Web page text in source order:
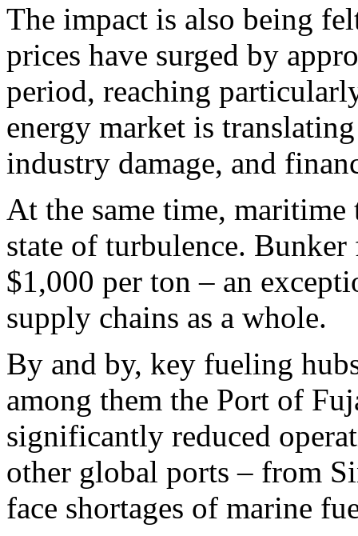
The impact is also being
prices have surged by
period, reaching
energy market is
industry damage, and
At the same time, maritime
state of turbulence.
$1,000 per ton – an
supply chains as a whole.
By and by, key fueling
among them the Port of
significantly reduced
other global ports – from
face shortages of marine